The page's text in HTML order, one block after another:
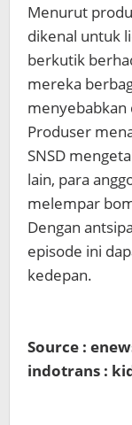
Menurut
dikenal untuk
berkutik
mereka
Produser
SNSD
lain, para
melempar
Dengan
episode ini
kedepan.
Source :
indotrans :